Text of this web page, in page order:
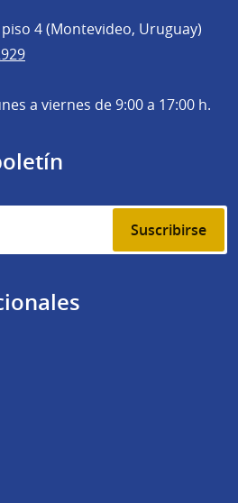
4 (Montevideo, Uruguay)
a viernes de 9:00 a 17:00 h.
Suscribirse